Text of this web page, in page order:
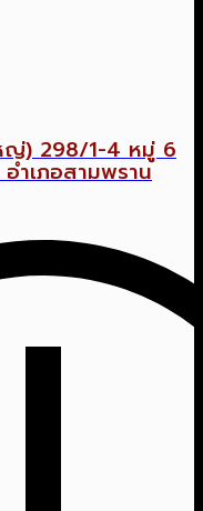
ญ่) 298/1-4 หมู่ 6
ำเภอสามพราน